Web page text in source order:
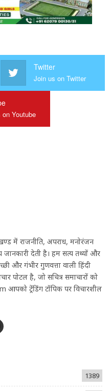
Twitter
Join us on Twitter
Youtube
में राजनीति, अपराध, मनोरंजन
देती है। हम सत्य तथ्यों और
और गंभीर गुणवत्ता वाली हिंदी
पोर्टल है, जो सचित्र समाचारों को
आपको ट्रेंडिंग टॉपिक पर विचारशील
1389